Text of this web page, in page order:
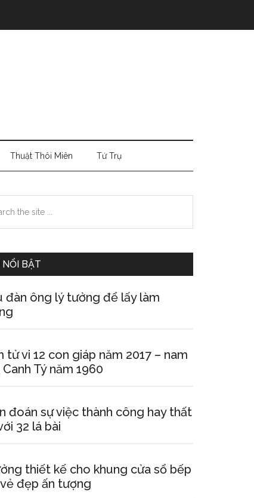
Thuật Thôi Miên Tứ Trụ
NỔI BẬT
đàn ông lý tưởng để lấy làm
tử vi 12 con giáp năm 2017 – nam
Tý năm 1960
đoán sự việc thành công hay thất
32 lá bài
thiết kế cho khung cửa sổ bếp
đẹp ấn tượng